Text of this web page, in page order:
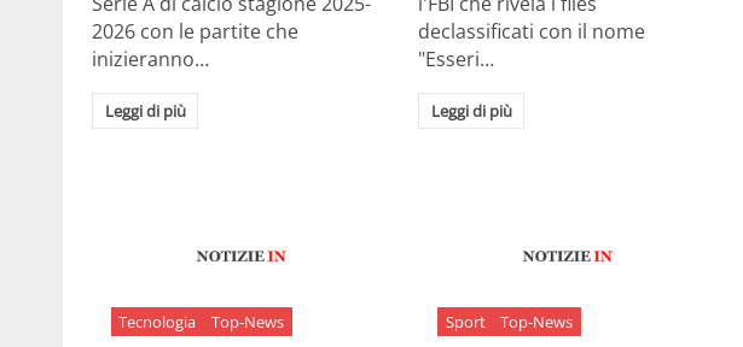
2026 con le partite che
inizieranno…
Leggi di più
declassificati con il nome
"Esseri…
Leggi di più
Tecnologia Top-News Sport Top-News